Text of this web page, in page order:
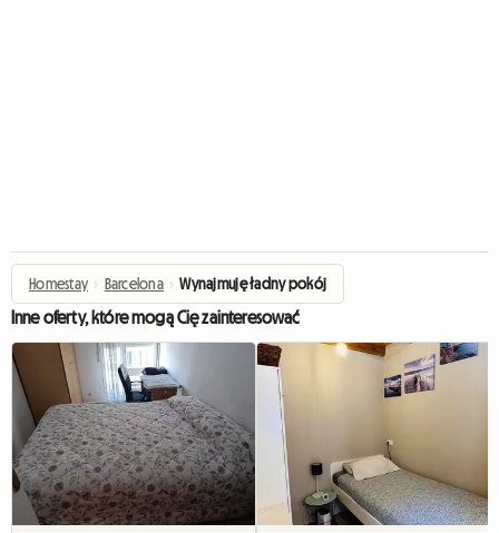
Homestay › Barcelona › Wynajmuję ładny pokój
Inne oferty, które mogą Cię zainteresować